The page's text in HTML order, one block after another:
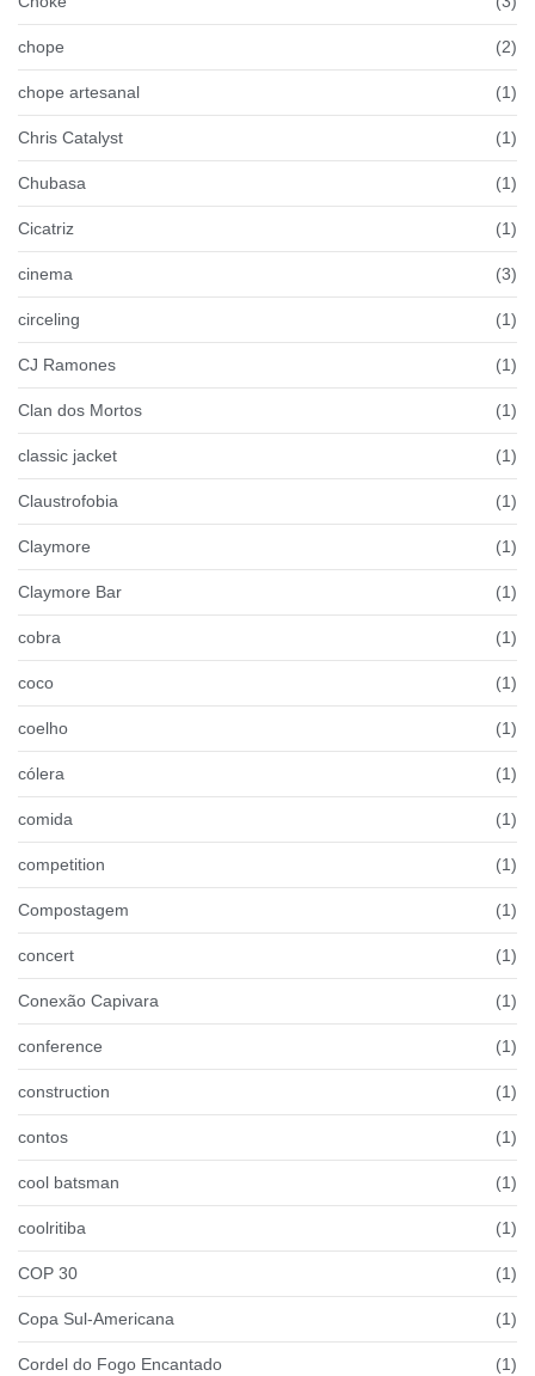
chope (2)
chope artesanal (1)
Chris Catalyst (1)
Chubasa (1)
Cicatriz (1)
cinema (3)
circeling (1)
CJ Ramones (1)
Clan dos Mortos (1)
classic jacket (1)
Claustrofobia (1)
Claymore (1)
Claymore Bar (1)
cobra (1)
coco (1)
coelho (1)
cólera (1)
comida (1)
competition (1)
Compostagem (1)
concert (1)
Conexão Capivara (1)
conference (1)
construction (1)
contos (1)
cool batsman (1)
coolritiba (1)
COP 30 (1)
Copa Sul-Americana (1)
Cordel do Fogo Encantado (1)